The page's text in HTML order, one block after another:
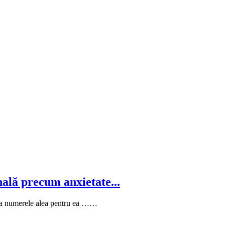
precum anxietate...
numerele alea pentru ea ……